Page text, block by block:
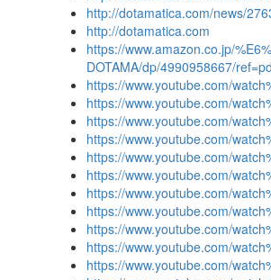
http://dotamatica.com/news/
http://dotamatica.com
https://www.amazon.co.jp/
DOTAMA/dp/4990958667/
https://www.youtube.com/
https://www.youtube.com/
https://www.youtube.com/
https://www.youtube.com/
https://www.youtube.com/
https://www.youtube.com/
https://www.youtube.com/
https://www.youtube.com/
https://www.youtube.com/
https://www.youtube.com/
https://www.youtube.com/